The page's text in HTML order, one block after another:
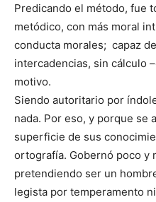
Predicando el método, fue
metódico, con más moral
conducta morales; capaz
intercadencias, sin cálculo
motivo.
Siendo autoritario por
nada. Por eso, y porque se
superficie de sus
ortografía. Gobernó poco y
pretendiendo ser un
legista por temperamento